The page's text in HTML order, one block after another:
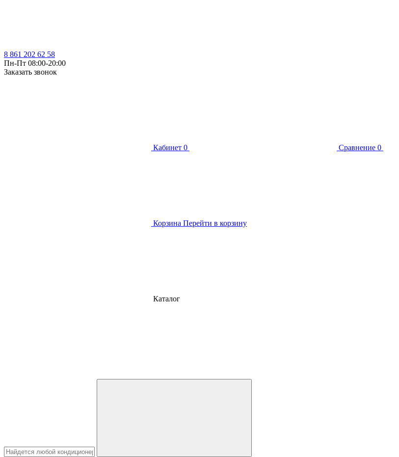
8 861 202 62 58
Пн-Пт 08:00-20:00
Заказать звонок
Кабинет 0 Сравнение 0
Корзина Перейти в корзину
Каталог